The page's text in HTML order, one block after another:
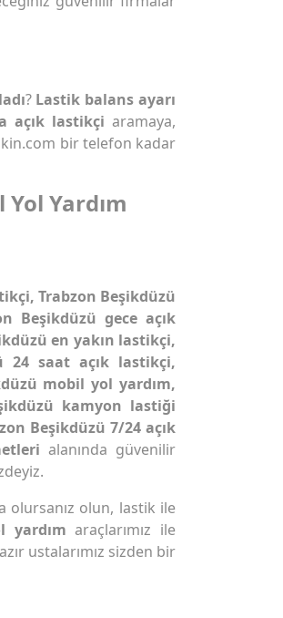
? Lastik balans ayarı
açık lastikçiaramaya,
bir telefon kadar
Yardım
Trabzon Beşikdüzü
Beşikdüzü gece açık
en yakın lastikçi,
24 saat açık lastikçi,
mobil yol yardım,
kamyon lastiği
Beşikdüzü 7/24 açık
alanında güvenilir
olursanız olun, lastik ile
yardımaraçlarımız ile
ustalarımız sizden bir